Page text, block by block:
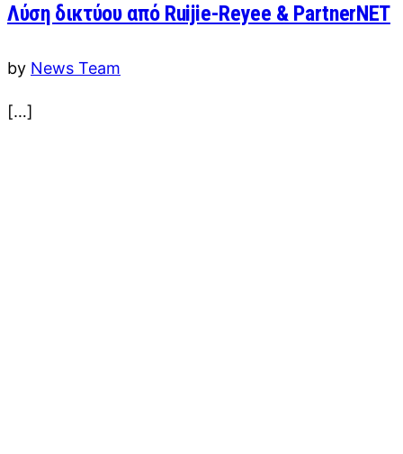
Λύση δικτύου από Ruijie-Reyee & PartnerNET
by News Team
[…]